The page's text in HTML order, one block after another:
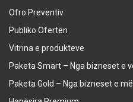
Ofro Preventiv
Publiko Ofertën
Vitrina e produkteve
Paketa Smart – Nga bizneset e
Paketa Gold – Nga bizneset e